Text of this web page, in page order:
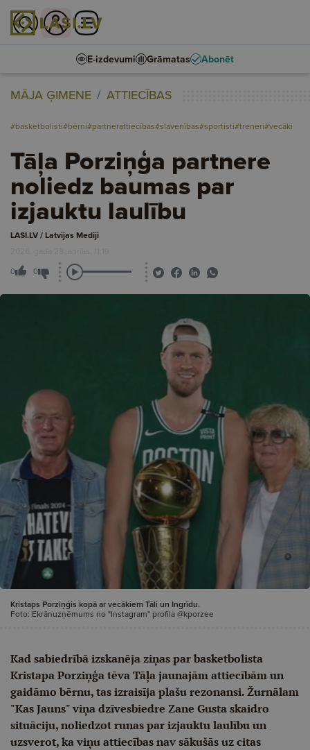
E-izdevumi Grāmatas Abonēt
MĀJA ĢIMENE ATTIECĪBAS
#basketbolisti#bērni#partnerattiecības#slavenības#sportisti#treneri#vecāki
Tāļa Porziņģa partnere
noliedz baumas par
izjauktu laulību
LASI.LV / Latvijas Mediji
2026. gada 28. aprīlis, 11:19
0 0
Kristaps Porziņģis kopā ar vecākiem Tāli un Ingrīdu.
Foto: Ekrānuzņēmums no "Instagram" profila @kporzee
Kad sabiedrībā izskanēja ziņas par basketbolista
Kristapa Porziņģa tēva Tāļa jaunajām attiecībām un
gaidāmo bērnu, tas izraisīja plašu rezonansi. Žurnālam
"Kas Jauns" viņa dzīvesbiedre Zane Gusta skaidro
situāciju, noliedzot runas par izjauktu laulību un
uzsverot, ka viņu attiecības nav sākušās uz citas